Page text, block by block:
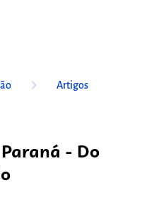
keyboard_arrow_right Artigos
- Do